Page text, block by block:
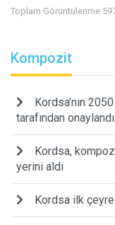
Toplam Görüntülenme
Kompozit
Kordsa’nın
tarafından onaylandı
Kordsa,
yerini aldı
Kordsa ilk